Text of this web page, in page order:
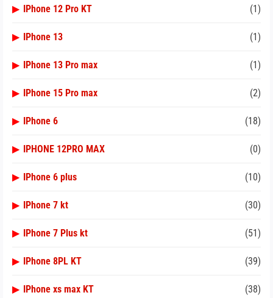
▶ IPhone 12 Pro KT (1)
▶ IPhone 13 (1)
▶ IPhone 13 Pro max (1)
▶ IPhone 15 Pro max (2)
▶ IPhone 6 (18)
▶ IPHONE 12PRO MAX (0)
▶ IPhone 6 plus (10)
▶ IPhone 7 kt (30)
▶ IPhone 7 Plus kt (51)
▶ IPhone 8PL KT (39)
▶ IPhone xs max KT (38)